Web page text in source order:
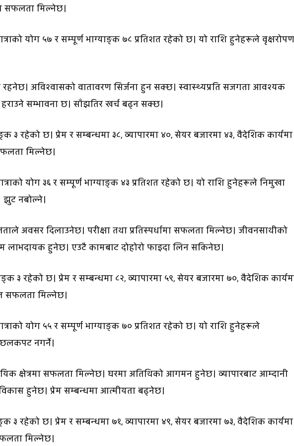
सफलता मिल्नेछ।
योग ५७ र सम्पूर्ण भाग्याङ्क ७८ प्रतिशत रहेको छ। यो राशि हुनेहरूले वृक्षरोपण
रहनेछ। अविश्वासको वातावरण सिर्जना हुन सक्छ। स्वास्थ्यप्रति सजगता आवश्यक
हराउने सम्भावना छ। साँझतिर खर्च बढ्न सक्छ।
३ रहेको छ। प्रेम र सम्बन्धमा ३८, व्यापारमा ४०, सेयर बजारमा ४३, वैदेशिक
मिल्नेछ।
योग ३६ र सम्पूर्ण भाग्याङ्क ४३ प्रतिशत रहेको छ। यो राशि हुनेहरूले निमुखा
झुट नबोल्ने।
अवसर दिलाउनेछ। परीक्षा तथा प्रतिस्पर्धामा सफलता मिल्नेछ। जीवनसाथीको
लाभदायक हुनेछ। एउटै कामबाट दोहोरो फाइदा लिन सकिनेछ।
३ रहेको छ। प्रेम र सम्बन्धमा ८२, व्यापारमा ५९, सेयर बजारमा ७०, वैदेशिक
सफलता मिल्नेछ।
योग ५५ र सम्पूर्ण भाग्याङ्क ७० प्रतिशत रहेको छ। यो राशि हुनेहरूले
छलकपट नगर्ने।
क्षेत्रमा सफलता मिल्नेछ। घरमा अतिथिको आगमन हुनेछ। व्यापारबाट आम्दानी
विकास हुनेछ। प्रेम सम्बन्धमा आत्मीयता बढ्नेछ।
३ रहेको छ। प्रेम र सम्बन्धमा ७१, व्यापारमा ४९, सेयर बजारमा ७३, वैदेशिक कार्यमा
मिल्नेछ।